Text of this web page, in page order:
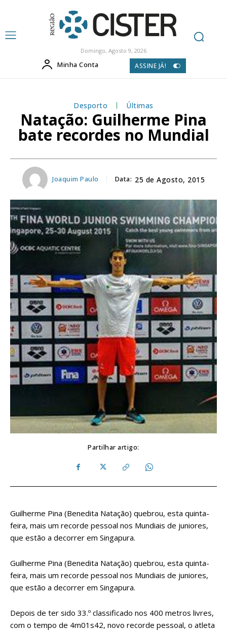
Domingo, Agosto 9, 2026
Minha Conta ASSINE JÁ!
Desporto Últimas
Natação: Guilherme Pina
bate recordes no Mundial
Joaquim Paulo Data: 25 de Agosto, 2015
Partilhar artigo:
Guilherme Pina (Benedita Natação) quebrou, esta quinta-
feira, mais um recorde pessoal nos Mundiais de juniores,
que estão a decorrer em Singapura.
Guilherme Pina (Benedita Natação) quebrou, esta quinta-
feira, mais um recorde pessoal nos Mundiais de juniores,
que estão a decorrer em Singapura.
Depois de ter sido 33.º classificado nos 400 metros livres,
com o tempo de 4m01s42, novo recorde pessoal, o atleta